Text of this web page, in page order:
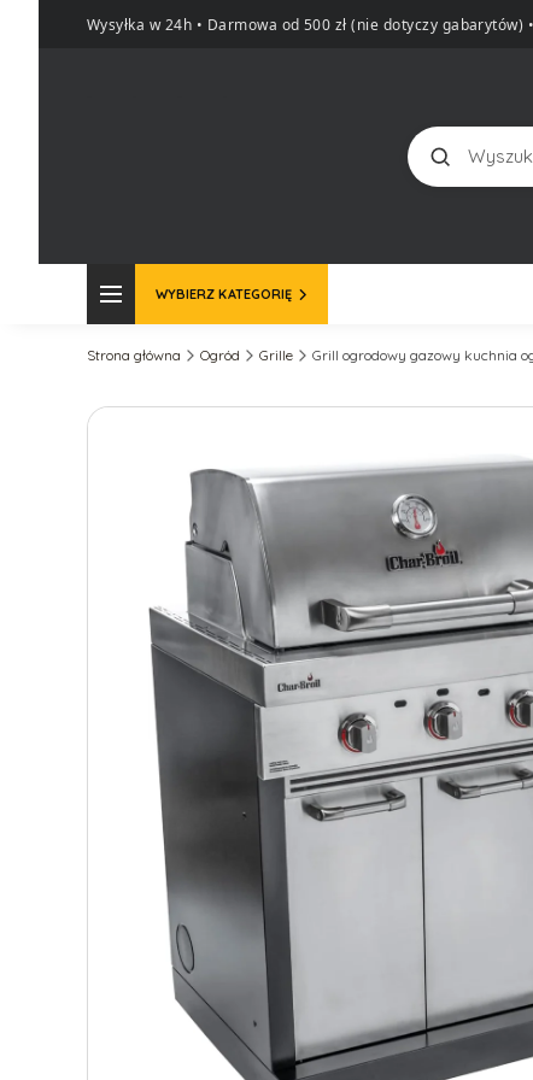
Wysyłka w 24h • Darmowa od 500 zł (nie dotyczy gabarytów) •
Szukaj
WYBIERZ KATEGORIĘ
Strona główna Ogród Grille Grill ogrodowy gazowy kuchnia